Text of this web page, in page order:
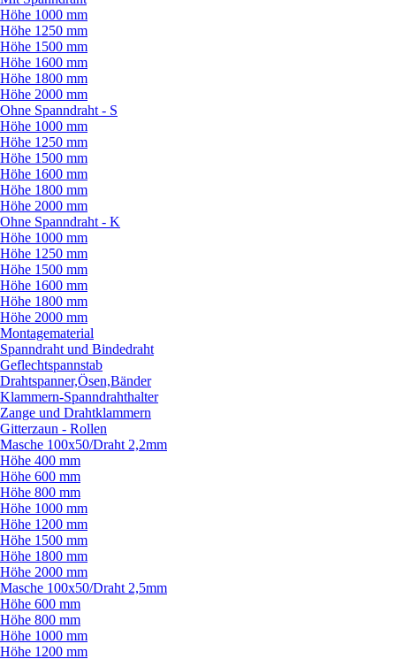
Höhe 1000 mm
Höhe 1250 mm
Höhe 1500 mm
Höhe 1600 mm
Höhe 1800 mm
Höhe 2000 mm
Ohne Spanndraht - S
Höhe 1000 mm
Höhe 1250 mm
Höhe 1500 mm
Höhe 1600 mm
Höhe 1800 mm
Höhe 2000 mm
Ohne Spanndraht - K
Höhe 1000 mm
Höhe 1250 mm
Höhe 1500 mm
Höhe 1600 mm
Höhe 1800 mm
Höhe 2000 mm
Montagematerial
Spanndraht und Bindedraht
Geflechtspannstab
Drahtspanner,Ösen,Bänder
Klammern-Spanndrahthalter
Zange und Drahtklammern
Gitterzaun - Rollen
Masche 100x50/Draht 2,2mm
Höhe 400 mm
Höhe 600 mm
Höhe 800 mm
Höhe 1000 mm
Höhe 1200 mm
Höhe 1500 mm
Höhe 1800 mm
Höhe 2000 mm
Masche 100x50/Draht 2,5mm
Höhe 600 mm
Höhe 800 mm
Höhe 1000 mm
Höhe 1200 mm